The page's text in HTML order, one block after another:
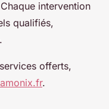
intervention
qualifiés,
offerts,
.